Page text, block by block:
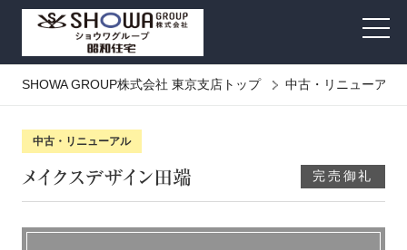
SHOWA GROUP株式会社 東京支店トップ 中古・リニューアル
メイクスデザイン田端 完売御礼